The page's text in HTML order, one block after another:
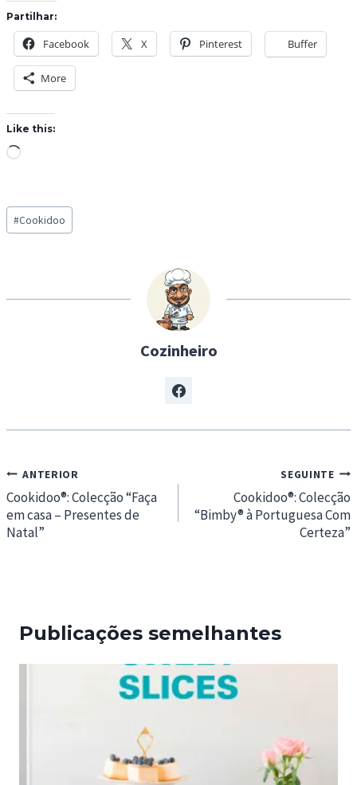
Partilhar:
Facebook X Pinterest Buffer
More
Like this:
L
d
i
…
Post
Tags:
#Cookidoo
Cozinheiro
Navegação
de
artigos
ANTERIOR
Cookidoo®: Colecção “Faça
em casa – Presentes de
Natal”
SEGUINTE
Cookidoo®: Colecção
“Bimby® à Portuguesa Com
Certeza”
Publicações semelhantes